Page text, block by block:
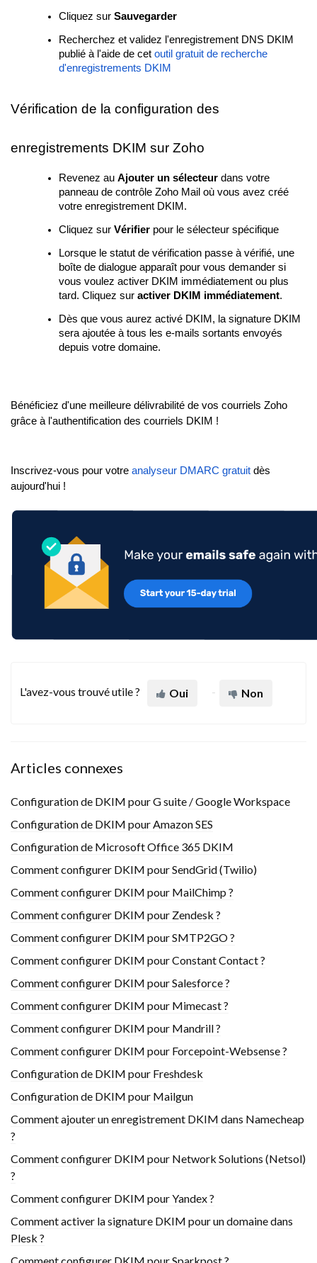
Cliquez sur Sauvegarder
Recherchez et validez l'enregistrement DNS DKIM
publié à l'aide de cet outil gratuit de recherche
d'enregistrements DKIM
Vérification de la configuration des
enregistrements DKIM sur Zoho
Revenez au Ajouter un sélecteur dans votre
panneau de contrôle Zoho Mail où vous avez créé
votre enregistrement DKIM.
Cliquez sur Vérifier pour le sélecteur spécifique
Lorsque le statut de vérification passe à vérifié, une
boîte de dialogue apparaît pour vous demander si
vous voulez activer DKIM immédiatement ou plus
tard. Cliquez sur activer DKIM immédiatement.
Dès que vous aurez activé DKIM, la signature DKIM
sera ajoutée à tous les e-mails sortants envoyés
depuis votre domaine.
Bénéficiez d'une meilleure délivrabilité de vos courriels Zoho
grâce à l'authentification des courriels DKIM !
Inscrivez-vous pour votre analyseur DMARC gratuit dès
aujourd'hui !
L'avez-vous trouvé utile ? Oui Non
Articles connexes
Configuration de DKIM pour G suite / Google Workspace
Configuration de DKIM pour Amazon SES
Configuration de Microsoft Office 365 DKIM
Comment configurer DKIM pour SendGrid (Twilio)
Comment configurer DKIM pour MailChimp ?
Comment configurer DKIM pour Zendesk ?
Comment configurer DKIM pour SMTP2GO ?
Comment configurer DKIM pour Constant Contact ?
Comment configurer DKIM pour Salesforce ?
Comment configurer DKIM pour Mimecast ?
Comment configurer DKIM pour Mandrill ?
Comment configurer DKIM pour Forcepoint-Websense ?
Configuration de DKIM pour Freshdesk
Configuration de DKIM pour Mailgun
Comment ajouter un enregistrement DKIM dans Namecheap
?
Comment configurer DKIM pour Network Solutions (Netsol)
?
Comment configurer DKIM pour Yandex ?
Comment activer la signature DKIM pour un domaine dans
Plesk ?